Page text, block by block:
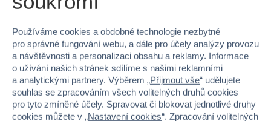
Věk od 3
Pohlaví KLUK
Barva ČERVENÁ
Používáme cookies a obdobné technologie nezbytné
pro správné fungování webu, a dále pro účely analýzy provozu
a návštěvnosti a personalizaci obsahu a reklamy. Informace
o užívání našich stránek sdílíme s našimi reklamními
a analytickými partnery. Výběrem „Přijmout vše“ udělujete
souhlas se zpracováním všech volitelných druhů cookies
pro tyto zmíněné účely. Spravovat či blokovat jednotlivé druhy
cookies můžete v „Nastavení cookies“. Zpracování volitelných